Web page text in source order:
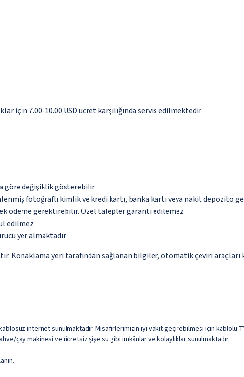
için 7.00-10.00 USD ücret karşılığında servis edilmektedir
göre değişiklik gösterebilir
fotoğraflı kimlik ve kredi kartı, banka kartı veya nakit depozito
ödeme gerektirebilir. Özel talepler garanti edilemez
edilmez
yer almaktadır
Konaklama yeri tarafından sağlanan bilgiler, otomatik çeviri
internet sunulmaktadır. Misafirlerimizin iyi vakit geçirebilmesi için kablolu
çay makinesi ve ücretsiz şişe su gibi imkânlar ve kolaylıklar sunulmaktadır.